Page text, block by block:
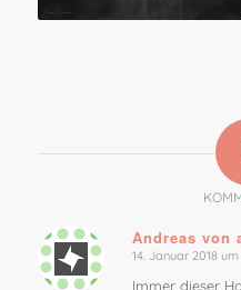
Andreas von
sagte:
14. Januar 2018 um
Immer dieser